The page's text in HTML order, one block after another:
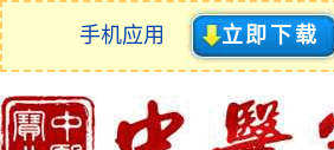
手机应用 立即下载